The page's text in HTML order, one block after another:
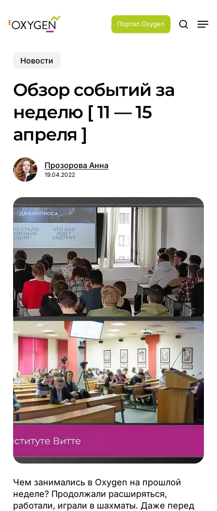
main
Портал Oxygen search
Новости
Обзор событий за
неделю [ 11 — 15
апреля ]
Прозорова Анна
19.04.2022
Чем занимались в Oxygen на прошлой
неделе? Продолжали расширяться,
работали, играли в шахматы. Даже перед